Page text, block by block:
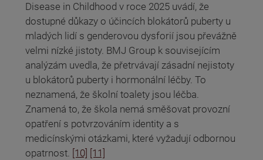
Disease in Childhood v roce 2025 uvádí, že
dostupné důkazy o účincích blokátorů puberty u
mladých lidí s genderovou dysforií jsou převážně
velmi nízké jistoty. BMJ Group k souvisejícím
analýzám uvedla, že přetrvávají zásadní nejistoty
u blokátorů puberty i hormonální léčby. To
neznamená, že školní toalety jsou léčba.
Znamená to, že škola nemá směšovat provozní
opatření s potvrzováním identity a s
medicínskými otázkami, které vyžadují odbornou
opatrnost. [10] [11]